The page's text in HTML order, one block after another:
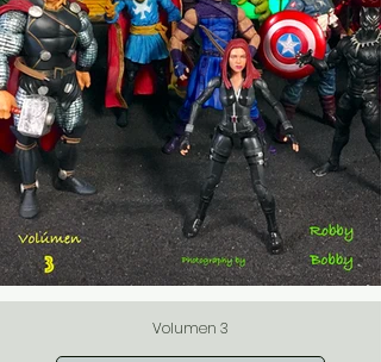
Volumen 3